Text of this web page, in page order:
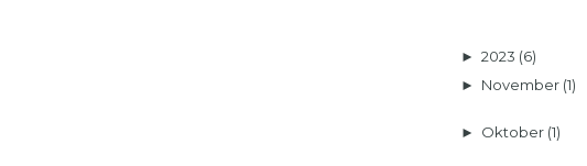
► 2023 (6)
► November (1)
► Oktober (1)